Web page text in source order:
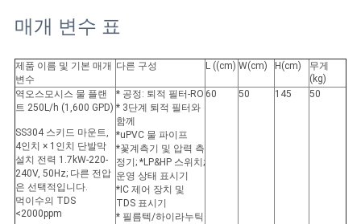
매개 변수 표
제품 이름 및 기본 매개
변수
다른 구성 L ((cm) W(cm) H (cm)
무게
(kg)
역오스모시스 물 플랜
트 250L/h (1,600 GPD)
SS304 스키드 마운트,
4인치 × 1인치 단발막
설치 전력 1.7kW-220-
240V, 50Hz; 다른 전압
은 선택적입니다.
먹이수의 TDS
<2000ppm
* 공정: 퇴적 필터-RO
* 3단계 퇴적 필터와
함께
*uPVC 물 파이프
*꽃계측기 및 압력 측
정기; *LP&HP 스위치;
운영 상태 표시기
*IC 제어 장치 및
TDS 표시기
* 필름텍/하이라누틱
60 50 145 50